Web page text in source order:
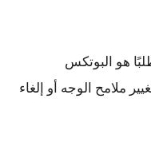
طلبًا هو البوتكس
ملامح الوجه أو إلغاء